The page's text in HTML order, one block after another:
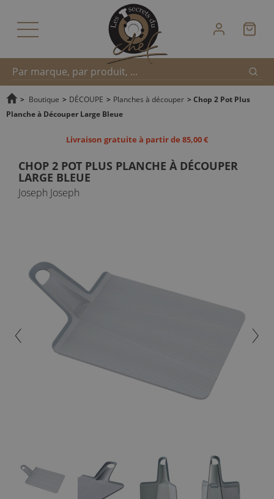
Recherche
> Boutique > DÉCOUPE > Planches à découper > Chop 2 Pot Plus
Planche à Découper Large Bleue
Livraison gratuite à partir de 85,00 €
CHOP 2 POT PLUS PLANCHE À DÉCOUPER
LARGE BLEUE
Joseph Joseph